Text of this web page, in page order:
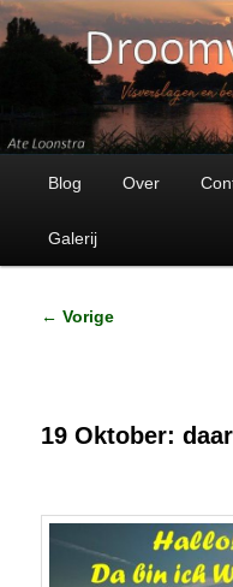
Visverhalen en
Spring
naar
Blog Over
Galerij
Bericht
← Vorige
19 Oktober: